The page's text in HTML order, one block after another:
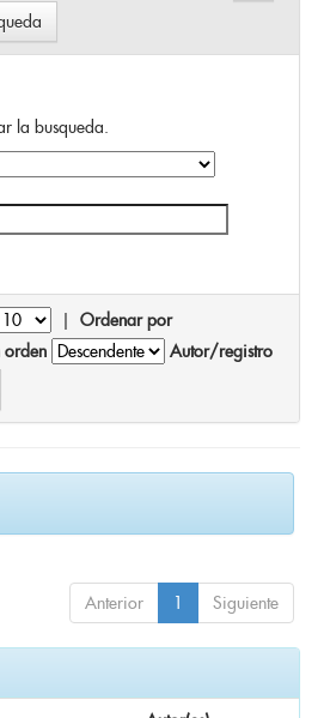
la busqueda.
| Ordenar por
orden
Autor/registro
Anterior 1 Siguiente